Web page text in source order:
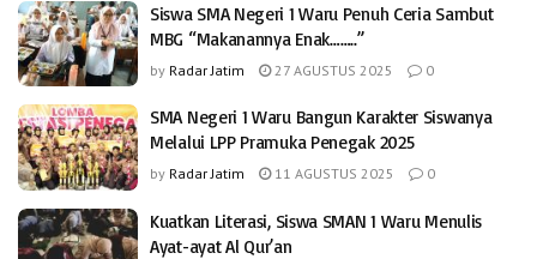
Siswa SMA Negeri 1 Waru Penuh Ceria Sambut
MBG “Makanannya Enak……..”
by Radar Jatim 27 AGUSTUS 2025 0
SMA Negeri 1 Waru Bangun Karakter Siswanya
Melalui LPP Pramuka Penegak 2025
by Radar Jatim 11 AGUSTUS 2025 0
Kuatkan Literasi, Siswa SMAN 1 Waru Menulis
Ayat-ayat Al Qur’an